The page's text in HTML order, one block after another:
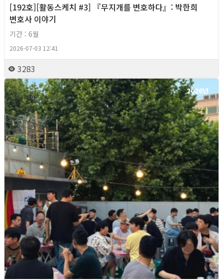
[192호][활동스케치 #3] 『무지개를 변호하다』: 박한희
변호사 이야기
기간 : 6월
2026-07-03 12:41
3283
2026년